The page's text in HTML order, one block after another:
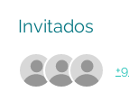
Invitados